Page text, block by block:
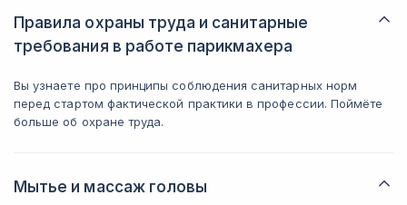
Правила охраны труда и санитарные
требования в работе парикмахера
Вы узнаете про принципы соблюдения санитарных норм
перед стартом фактической практики в профессии. Поймёте
больше об охране труда.
Мытье и массаж головы